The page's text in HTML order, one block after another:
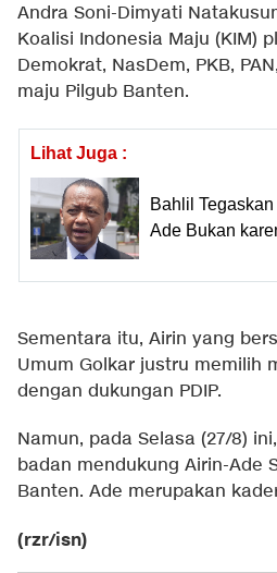
Andra Soni-Dimyati
Koalisi Indonesia Maju (KIM)
Demokrat, NasDem, PKB,
maju Pilgub Banten.
Lihat Juga :
Bahlil
Ade Bukan
Sementara itu, Airin yang
Umum Golkar justru memilih
dengan dukungan PDIP.
Namun, pada Selasa (27/8)
badan mendukung Airin-Ade
Banten. Ade merupakan
(rzr/isn)